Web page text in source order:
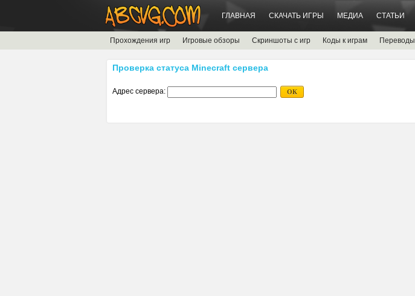
ГЛАВНАЯ СКАЧАТЬ ИГРЫ МЕДИА СТАТЬИ
Прохождения игр Игровые обзоры Скриншоты с игр Коды к играм Переводы
Проверка статуса Minecraft сервера
Адрес сервера: